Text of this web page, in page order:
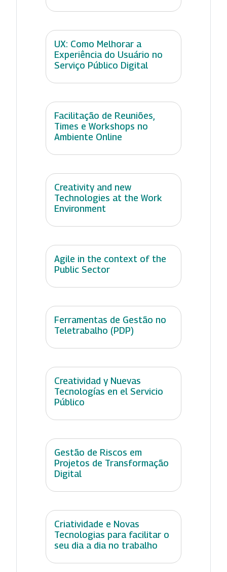
UX: Como Melhorar a
Experiência do Usuário no
Serviço Público Digital
Facilitação de Reuniões,
Times e Workshops no
Ambiente Online
Creativity and new
Technologies at the Work
Environment
Agile in the context of the
Public Sector
Ferramentas de Gestão no
Teletrabalho (PDP)
Creatividad y Nuevas
Tecnologías en el Servicio
Público
Gestão de Riscos em
Projetos de Transformação
Digital
Criatividade e Novas
Tecnologias para facilitar o
seu dia a dia no trabalho